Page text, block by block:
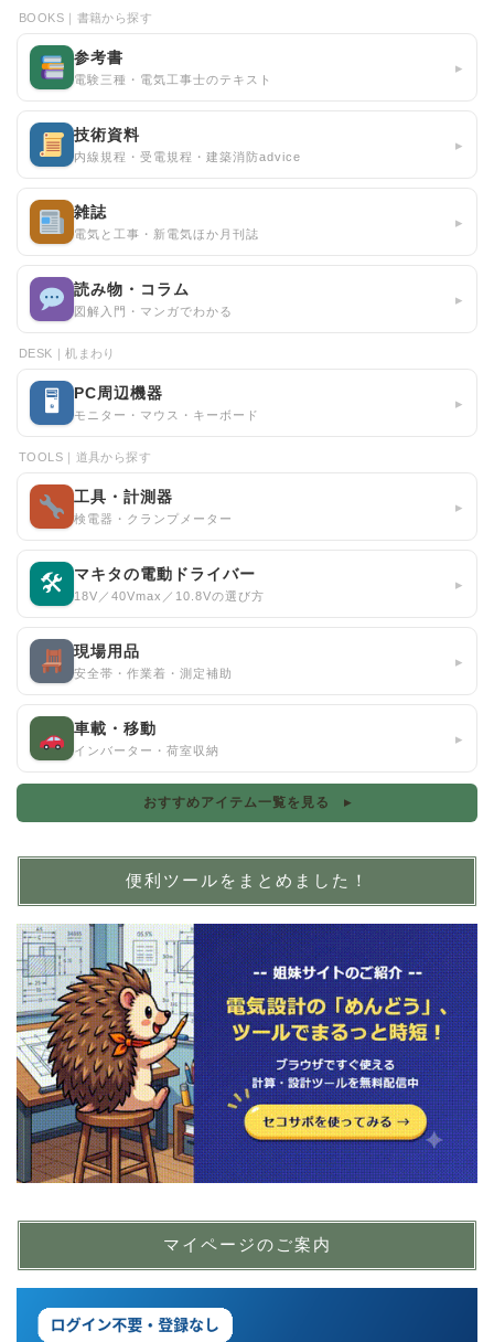
BOOKS｜書籍から探す
参考書
電験三種・電気工事士のテキスト
▸
技術資料
内線規程・受電規程・建築消防advice
▸
雑誌
電気と工事・新電気ほか月刊誌
▸
読み物・コラム
図解入門・マンガでわかる
▸
DESK｜机まわり
🖥 PC周辺機器
モニター・マウス・キーボード
▸
TOOLS｜道具から探す
工具・計測器
検電器・クランプメーター
▸
🛠 マキタの電動ドライバー
18V／40Vmax／10.8Vの選び方
▸
現場用品
安全帯・作業着・測定補助
▸
車載・移動
インバーター・荷室収納
▸
おすすめアイテム一覧を見る ▸
便利ツールをまとめました！
マイページのご案内